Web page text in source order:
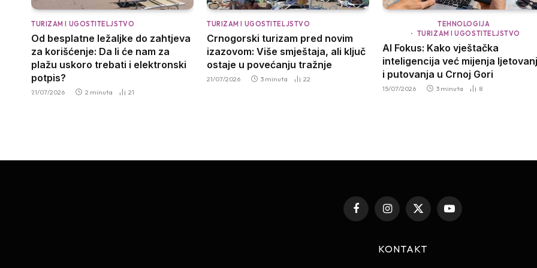
TURIZAM I UGOSTITELJSTVO
Od besplatne ležaljke do zahtjeva
za korišćenje: Da li će nam za
plažu uskoro trebati i elektronski
potpis?
21/07/2026 2 minuta 21
TURIZAM I UGOSTITELJSTVO
Crnogorski turizam pred novim
izazovom: Više smještaja, ali ključ
ostaje u povećanju tražnje
21/07/2026 3 minuta 22
TEHNOLOGIJA
TURIZAM I UGOSTITELJSTVO
AI Fokus: Kako vještačka
inteligencija već mijenja
i putovanja u Crnoj Gori
15/07/2026 3 minuta 8
FacebookInstagram
X
(Twitter)
YouTube
KONTAKT